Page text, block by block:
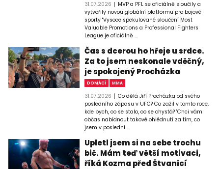
31.07.2026
MVP a PFL se oficiálně sloučily a
vytvořily novou globální platformu pro bojové
sporty "Vysoce spekulované sloučení Most
Valuable Promotions a Professional Fighters
League je oficiálně ...
Čas s dcerou ho hřeje u srdce.
Za to jsem neskonale vděčný,
je spokojený Procházka
DOMÁCÍ MMA
31.07.2026
Co dělá Jiří Procházka od svého
posledního zápasu v UFC? Co zažil v tomto roce,
kde bych, co se stalo, co se chystá? "Chci vám
občas nabídnout takové ohlédnutí za tím, co
jsem v poslední ...
Upletl jsem si na sebe trochu
bič. Mám teď větší motivaci,
říká Kozma před Štvanicí